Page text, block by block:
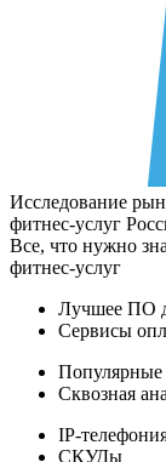
Исследование
фитнес-услуг
Все, что нужно
фитнес-услуг
Лучшее ПО
Сервисы
Популярные
Сквозная
IP-
СКУДы